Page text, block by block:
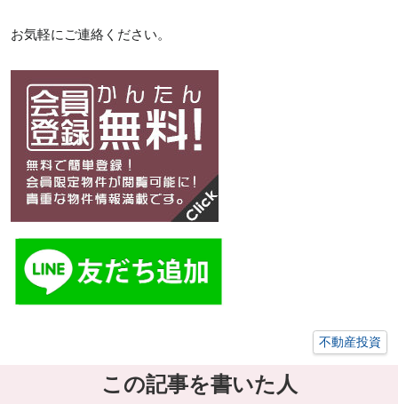
お気軽にご連絡ください。
不動産投資
この記事を書いた人